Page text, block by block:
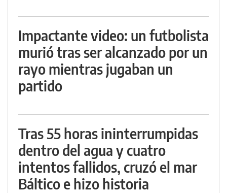
Impactante video: un futbolista
murió tras ser alcanzado por un
rayo mientras jugaban un
partido
Tras 55 horas ininterrumpidas
dentro del agua y cuatro
intentos fallidos, cruzó el mar
Báltico e hizo historia